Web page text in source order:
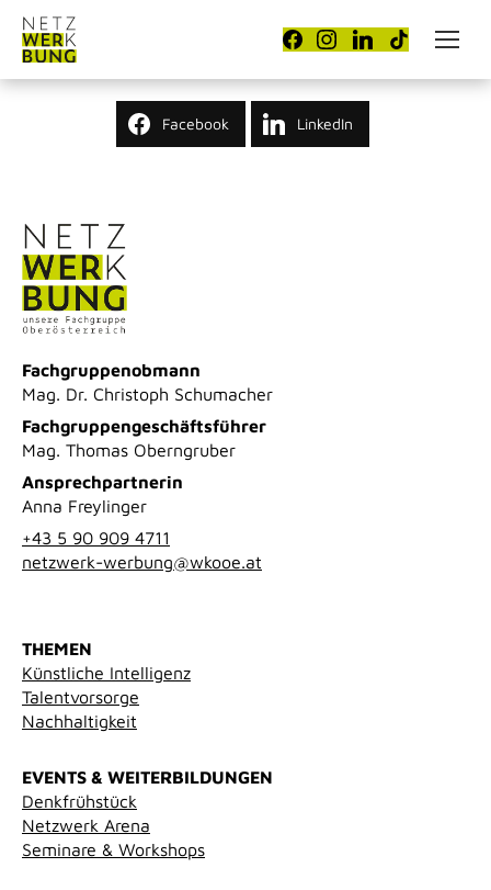
Facebook LinkedIn
Fachgruppenobmann
Mag. Dr. Christoph Schumacher
Fachgruppengeschäftsführer
Mag. Thomas Oberngruber
Ansprechpartnerin
Anna Freylinger
+43 5 90 909 4711
netzwerk-werbung@wkooe.at
THEMEN
Künstliche Intelligenz
Talentvorsorge
Nachhaltigkeit
EVENTS & WEITERBILDUNGEN
Denkfrühstück
Netzwerk Arena
Seminare & Workshops